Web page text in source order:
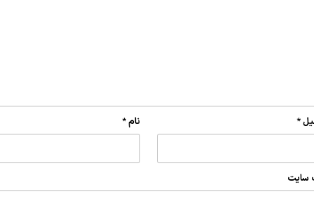
نام* *
سایت